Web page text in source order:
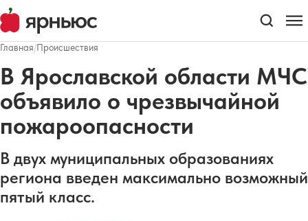
Главная/Происшествия
В Ярославской области МЧС
объявило о чрезвычайной
пожароопасности
В двух муниципальных образованиях
региона введен максимально возможный
пятый класс.